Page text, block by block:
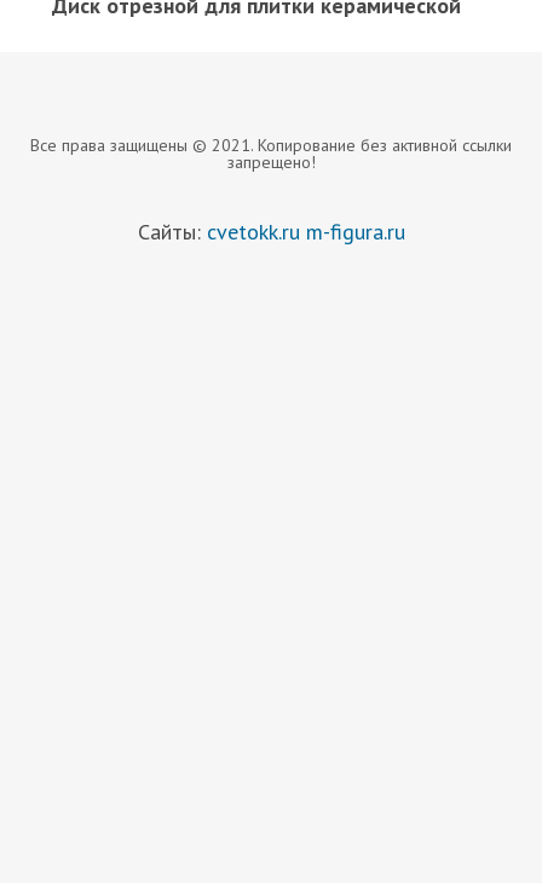
Все права защищены © 2021. Копирование без активной ссылки
запрещено!
Сайты: cvetokk.ru m-figura.ru